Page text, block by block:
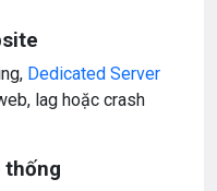
Dedicated Server
lag hoặc crash
thống